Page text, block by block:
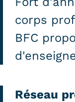
corps
BFC
Réseau